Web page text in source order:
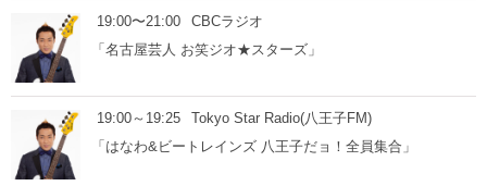
19:00〜21:00
CBCラジオ
「名古屋芸人 お笑ジオ★スターズ」
19:00～19:25
Tokyo Star Radio(八王子FM)
「はなわ&ビートレインズ 八王子だョ！全員集合」